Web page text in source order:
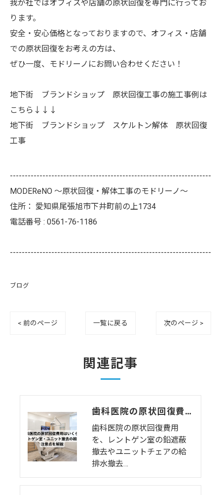
我が社ではオフィスや店舗の原状回復を専門に行ってお
ります。
安全・安心価格となっておりますので、オフィス・店舗
での原状回復をお考えの方は、
ぜひ一度、モドリーノにお問い合わせください！
地下街 ブランドショップ 原状回復工事の施工事例は
こちら↓↓↓
地下街 ブランドショップ スケルトン解体 原状回復
工事
--------------------------------------------------------------------
MODEReNO ～原状回復・解体工事のモドリーノ～
住所： 愛知県尾張旭市下井町前の上1734
電話番号 : 0561-76-1186
--------------------------------------------------------------------
ブログ
< 前のページ 一覧に戻る 次のページ >
関連記事
歯科医院の原状回復費用はいくら？レントゲン室・ユニット撤去の相場と注意点を解説
歯科医院の原状回復費用
を、レントゲン室の鉛遮蔽
撤去やユニットチェアの給
排水撤去…